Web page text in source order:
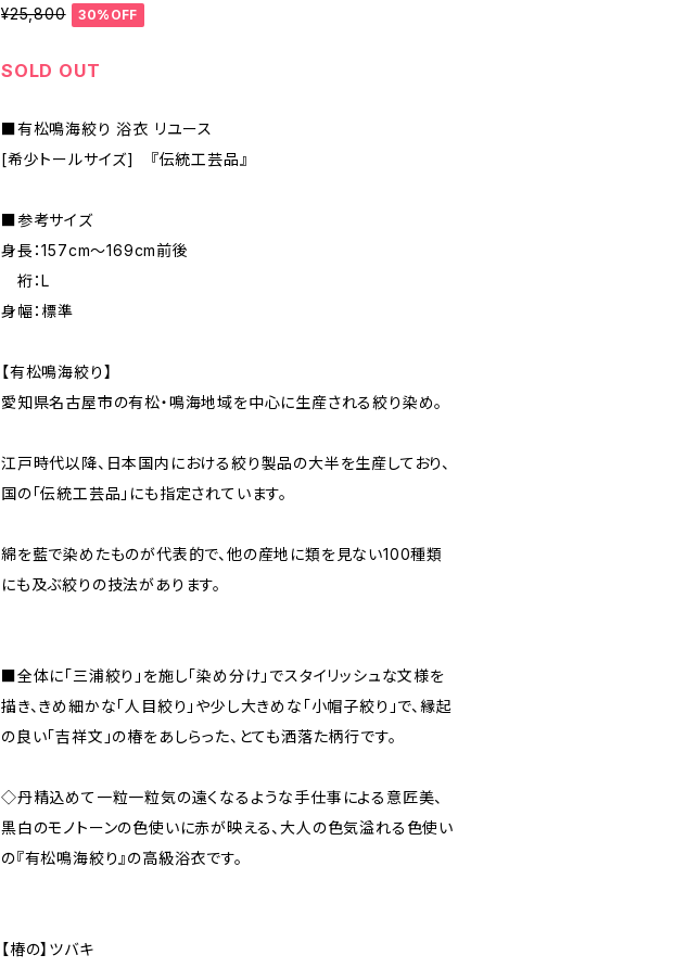
¥25,800 30%OFF
SOLD OUT
■有松鳴海絞り 浴衣 リユース
[希少トールサイズ] 『伝統工芸品』
■参考サイズ
身長：157cm～169cm前後
裄：L
身幅：標準
【有松鳴海絞り】
愛知県名古屋市の有松・鳴海地域を中心に生産される絞り染め。
江戸時代以降、日本国内における絞り製品の大半を生産しており、
国の「伝統工芸品」にも指定されています。
綿を藍で染めたものが代表的で、他の産地に類を見ない100種類
にも及ぶ絞りの技法があります。
■全体に「三浦絞り」を施し「染め分け」でスタイリッシュな文様を
描き、きめ細かな「人目絞り」や少し大きめな「小帽子絞り」で、縁起
の良い「吉祥文」の椿をあしらった、とても洒落た柄行です。
◇丹精込めて一粒一粒気の遠くなるような手仕事による意匠美、
黒白のモノトーンの色使いに赤が映える、大人の色気溢れる色使い
の『有松鳴海絞り』の高級浴衣です。
【椿の】ツバキ